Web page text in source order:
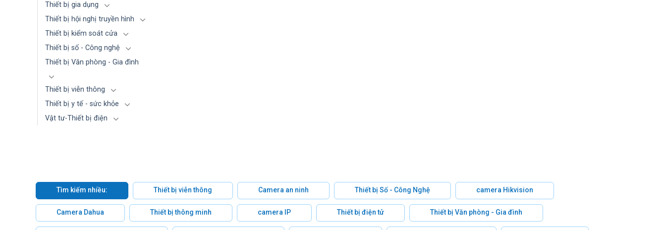
Thiết bị gia dụng
Thiết bị hội nghị truyền hình
Thiết bị kiểm soát cửa
Thiết bị số - Công nghệ
Thiết bị Văn phòng - Gia đình
Thiết bị viễn thông
Thiết bị y tế - sức khỏe
Vật tư-Thiết bị điện
Tìm kiếm nhiều: Thiết bị viễn thông Camera an ninh Thiết bị Số - Công Nghệ camera Hikvision
Camera Dahua Thiết bị thông minh camera IP Thiết bị điện tử Thiết bị Văn phòng - Gia đình